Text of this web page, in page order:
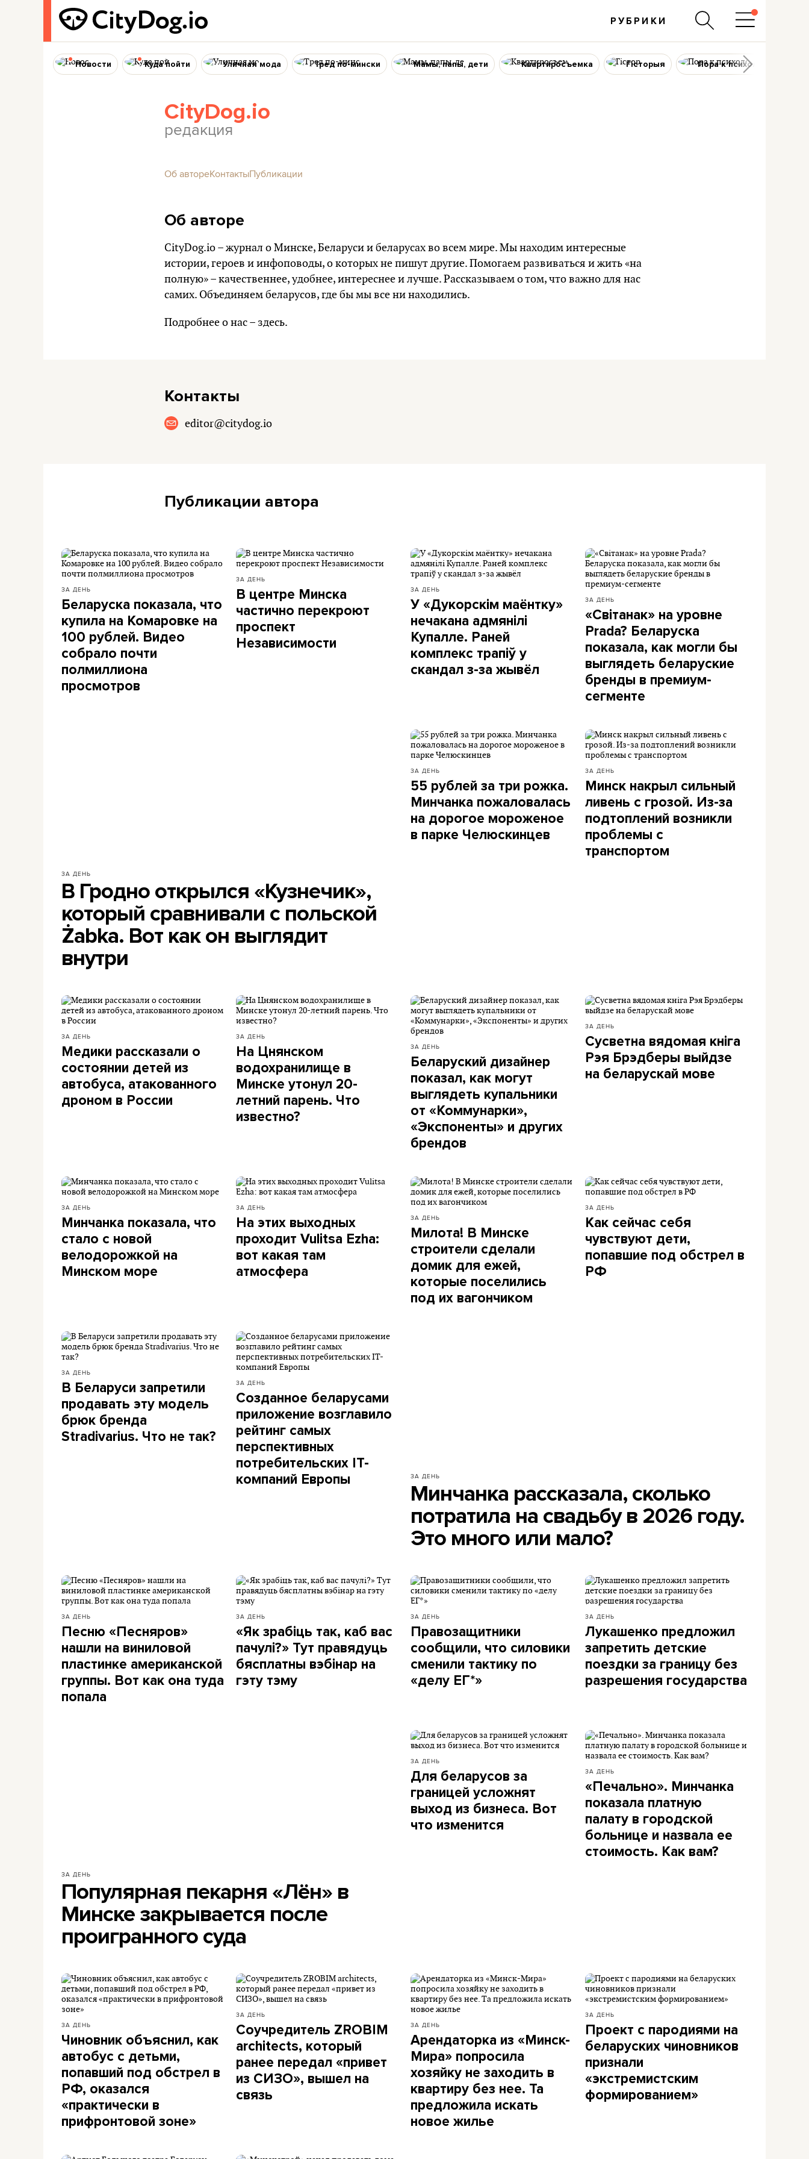
РУБРИКИ
Новости Куда пойти Уличная мода Тред по-мински Мамы, папы, дети Квартиросъемка Гісторыя Пора к психологу
CityDog.io
редакция
Об автореКонтактыПубликации
Об авторе
CityDog.io – журнал о Минске, Беларуси и беларусах во всем мире. Мы находим интересные
истории, героев и инфоповоды, о которых не пишут другие. Помогаем развиваться и жить «на
полную» – качественнее, удобнее, интереснее и лучше. Рассказываем о том, что важно для нас
самих. Объединяем беларусов, где бы мы все ни находились.
Подробнее о нас – здесь.
Контакты
editor@citydog.io
Публикации автора
ЗА ДЕНЬ
Беларуска показала, что
купила на Комаровке на
100 рублей. Видео
собрало почти
полмиллиона
просмотров
ЗА ДЕНЬ
В центре Минска
частично перекроют
проспект
Независимости
ЗА ДЕНЬ
У «Дукорскім маёнтку»
нечакана адмянілі
Купалле. Раней
комплекс трапіў у
скандал з-за жывёл
ЗА ДЕНЬ
«Світанак» на уровне
Prada? Беларуска
показала, как могли бы
выглядеть беларуские
бренды в премиум-
сегменте
ЗА ДЕНЬ
В Гродно открылся «Кузнечик»,
который сравнивали с польской
Żabka. Вот как он выглядит
внутри
ЗА ДЕНЬ
55 рублей за три рожка.
Минчанка пожаловалась
на дорогое мороженое
в парке Челюскинцев
ЗА ДЕНЬ
Минск накрыл сильный
ливень с грозой. Из-за
подтоплений возникли
проблемы с
транспортом
ЗА ДЕНЬ
Медики рассказали о
состоянии детей из
автобуса, атакованного
дроном в России
ЗА ДЕНЬ
На Цнянском
водохранилище в
Минске утонул 20-
летний парень. Что
известно?
ЗА ДЕНЬ
Беларуский дизайнер
показал, как могут
выглядеть купальники
от «Коммунарки»,
«Экспоненты» и других
брендов
ЗА ДЕНЬ
Сусветна вядомая кніга
Рэя Брэдберы выйдзе
на беларускай мове
ЗА ДЕНЬ
Минчанка показала, что
стало с новой
велодорожкой на
Минском море
ЗА ДЕНЬ
На этих выходных
проходит Vulitsa Ezha:
вот какая там
атмосфера
ЗА ДЕНЬ
Милота! В Минске
строители сделали
домик для ежей,
которые поселились
под их вагончиком
ЗА ДЕНЬ
Как сейчас себя
чувствуют дети,
попавшие под обстрел в
РФ
ЗА ДЕНЬ
В Беларуси запретили
продавать эту модель
брюк бренда
Stradivarius. Что не так?
ЗА ДЕНЬ
Созданное беларусами
приложение возглавило
рейтинг самых
перспективных
потребительских IT-
компаний Европы
ЗА ДЕНЬ
Минчанка рассказала, сколько
потратила на свадьбу в 2026 году.
Это много или мало?
ЗА ДЕНЬ
Песню «Песняров»
нашли на виниловой
пластинке американской
группы. Вот как она туда
попала
ЗА ДЕНЬ
«Як зрабіць так, каб вас
пачулі?» Тут правядуць
бясплатны вэбінар на
гэту тэму
ЗА ДЕНЬ
Правозащитники
сообщили, что силовики
сменили тактику по
«делу ЕГ*»
ЗА ДЕНЬ
Лукашенко предложил
запретить детские
поездки за границу без
разрешения государства
ЗА ДЕНЬ
Популярная пекарня «Лён» в
Минске закрывается после
проигранного суда
ЗА ДЕНЬ
Для беларусов за
границей усложнят
выход из бизнеса. Вот
что изменится
ЗА ДЕНЬ
«Печально». Минчанка
показала платную
палату в городской
больнице и назвала ее
стоимость. Как вам?
ЗА ДЕНЬ
Чиновник объяснил, как
автобус с детьми,
попавший под обстрел в
РФ, оказался
«практически в
прифронтовой зоне»
ЗА ДЕНЬ
Соучредитель ZROBIM
architects, который
ранее передал «привет
из СИЗО», вышел на
связь
ЗА ДЕНЬ
Арендаторка из «Минск-
Мира» попросила
хозяйку не заходить в
квартиру без нее. Та
предложила искать
новое жилье
ЗА ДЕНЬ
Проект с пародиями на
беларуских чиновников
признали
«экстремистским
формированием»